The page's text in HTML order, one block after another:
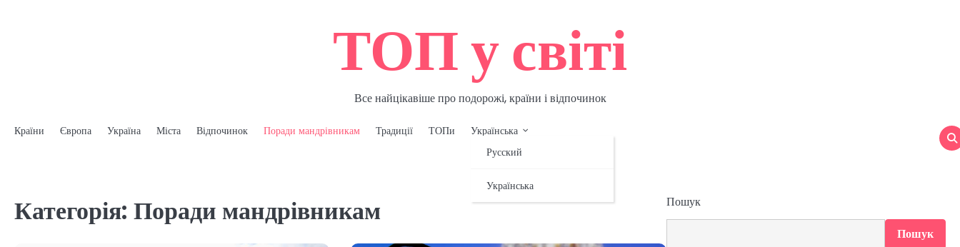
ТОП у світі
Все найцікавіше про подорожі, країни і відпочинок
Країни Європа Україна Міста Відпочинок Поради мандрівникам Традиції ТОПи
Українська
Русский
Українська
Категорія: Поради мандрівникам
Пошук
Пошук